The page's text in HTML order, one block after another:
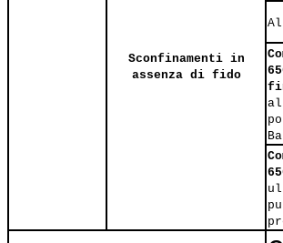
Sconfinamenti in
assenza di fido